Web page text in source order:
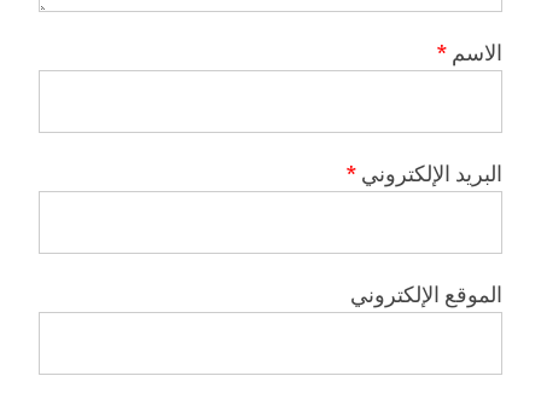
الاسم *
البريد الإلكتروني *
الموقع الإلكتروني